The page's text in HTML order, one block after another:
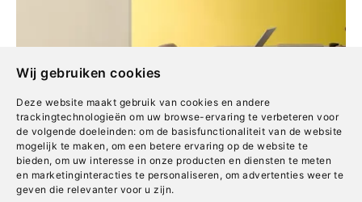
Wij gebruiken cookies
Deze website maakt gebruik van cookies en andere
trackingtechnologieën om uw browse-ervaring te verbeteren voor
de volgende doeleinden: om de basisfunctionaliteit van de website
mogelijk te maken , om een betere ervaring op de website te
bieden, om uw interesse in onze producten en diensten te meten
en marketinginteracties te personaliseren , om advertenties weer te
geven die relevanter voor u zijn.